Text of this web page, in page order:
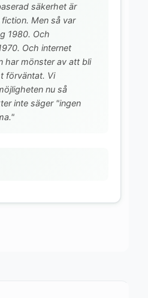
säkerhet är
Men så var
1980. Och
Och internet
har mönster av att bli
förväntat. Vi
nu så
inte säger "ingen